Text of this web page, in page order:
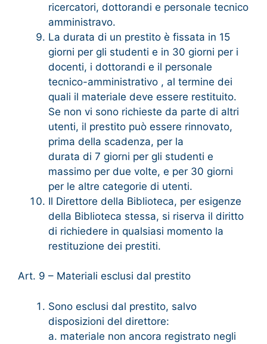
ricercatori, dottorandi e personale tecnico
amministravo.
La durata di un prestito è fissata in 15
giorni per gli studenti e in 30 giorni per i
docenti, i dottorandi e il personale
tecnico-amministrativo , al termine dei
quali il materiale deve essere restituito.
Se non vi sono richieste da parte di altri
utenti, il prestito può essere rinnovato,
prima della scadenza, per la
durata di 7 giorni per gli studenti e
massimo per due volte, e per 30 giorni
per le altre categorie di utenti.
Il Direttore della Biblioteca, per esigenze
della Biblioteca stessa, si riserva il diritto
di richiedere in qualsiasi momento la
restituzione dei prestiti.
Art. 9 – Materiali esclusi dal prestito
Sono esclusi dal prestito, salvo
disposizioni del direttore:
a. materiale non ancora registrato negli